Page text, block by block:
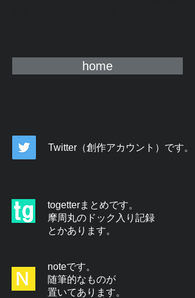
home
Twitter（創作アカウント）です。
togetterまとめです。
摩周丸のドック入り記録
とかあります。
noteです。
随筆的なものが
置いてあります。